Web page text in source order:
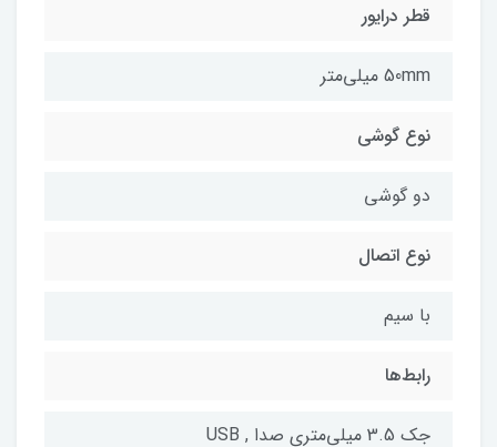
قطر درایور
50mm میلی‌متر
نوع گوشی
دو گوشی
نوع اتصال
با سیم
رابط‌ها
جک 3.5 میلی‌متری صدا , USB